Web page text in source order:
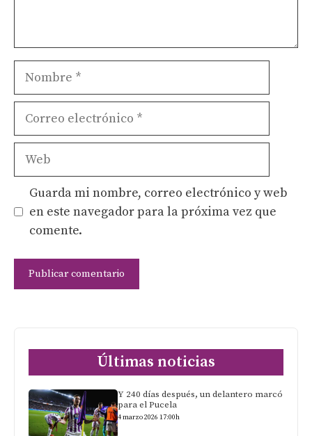
Nombre
Correo
Web
Guarda mi nombre, correo electrónico y web
en este navegador para la próxima vez que
comente.
Últimas noticias
Y 240 días después, un delantero marcó
para el Pucela
4 marzo 2026 17:00h